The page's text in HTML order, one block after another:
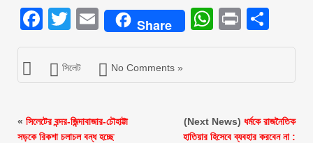
Facebook
Twitter
EmailShare Print
সিলেট No Comments »
« সিলেটের বন্দর-জিন্দাবাজার-চৌহাট্টা
সড়কে রিকশা চলাচল বন্ধ হচ্ছে
(Next News) ধর্মকে রাজনৈতিক
হাতিয়ার হিসেবে ব্যবহার করবেন না :